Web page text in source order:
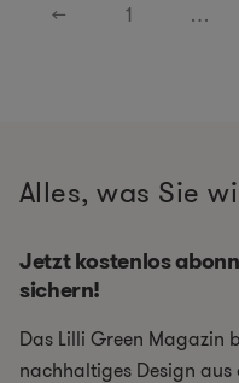
← 1 …
Alles, was Sie
Jetzt kostenlos
sichern!
Das Lilli Green Magazin
nachhaltiges Design